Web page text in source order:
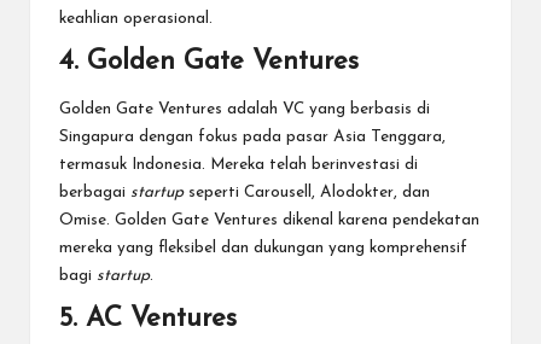
keahlian operasional.
4. Golden Gate Ventures
Golden Gate Ventures adalah VC yang berbasis di
Singapura dengan fokus pada pasar Asia Tenggara,
termasuk Indonesia. Mereka telah berinvestasi di
berbagai startup seperti Carousell, Alodokter, dan
Omise. Golden Gate Ventures dikenal karena pendekatan
mereka yang fleksibel dan dukungan yang komprehensif
bagi startup.
5. AC Ventures